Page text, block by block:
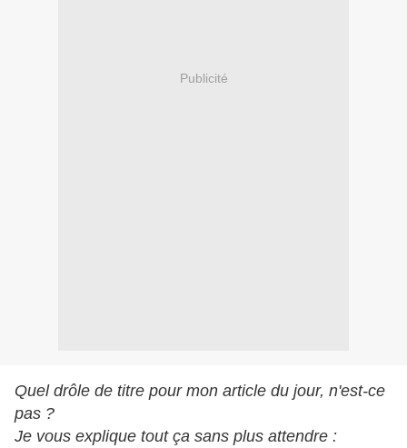
Publicité
Quel drôle de titre pour mon article du jour, n'est-ce
pas ?
Je vous explique tout ça sans plus attendre :